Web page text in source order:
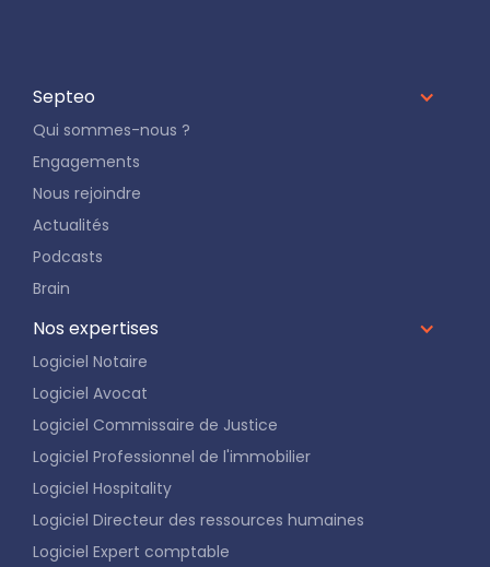
Septeo
Qui sommes-nous ?
Engagements
Nous rejoindre
Actualités
Podcasts
Brain
Nos expertises
Logiciel Notaire
Logiciel Avocat
Logiciel Commissaire de Justice
Logiciel Professionnel de l'immobilier
Logiciel Hospitality
Logiciel Directeur des ressources humaines
Logiciel Expert comptable